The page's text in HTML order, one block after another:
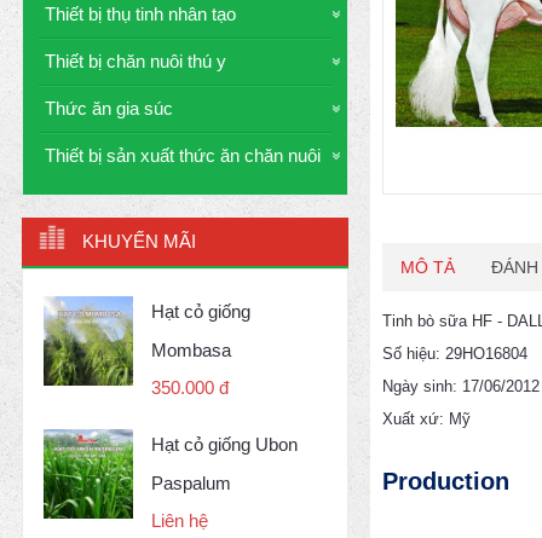
Thiết bị thụ tinh nhân tạo
Thiết bị chăn nuôi thú y
Thức ăn gia súc
Thiết bị sản xuất thức ăn chăn nuôi
KHUYẾN MÃI
Hạt cỏ giống
Mombasa
350.000 đ
Hạt cỏ giống Ubon
Paspalum
Liên hệ
MÔ TẢ ĐÁNH
Tinh bò sữa HF -
Số hiệu: 29HO16804
Ngày sinh: 17/06/2012
Xuất xứ: Mỹ
Production